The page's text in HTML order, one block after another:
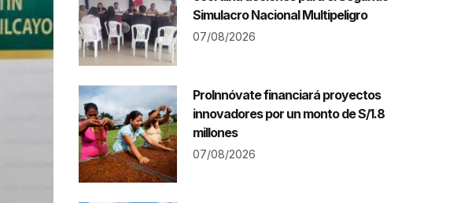
Simulacro Nacional Multipeligro
07/08/2026
ProInnóvate financiará proyectos
innovadores por un monto de S/1.8
millones
07/08/2026